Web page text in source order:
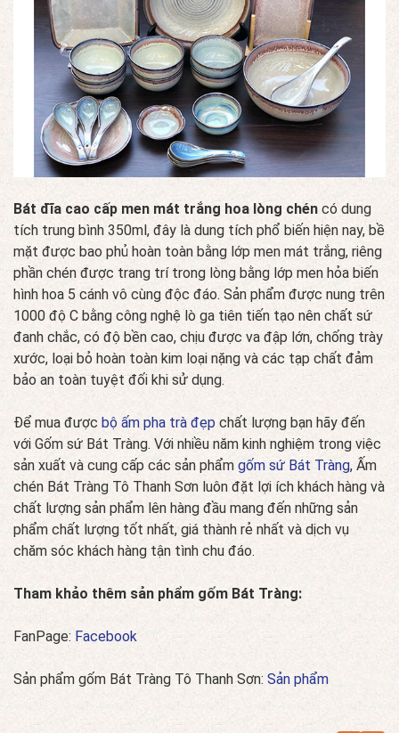
Bát đĩa cao cấp men mát trắng hoa lòng chén có dung
tích trung bình 350ml, đây là dung tích phổ biến hiện nay, bề
mặt được bao phủ hoàn toàn bằng lớp men mát trắng, riêng
phần chén được trang trí trong lòng bằng lớp men hỏa biến
hình hoa 5 cánh vô cùng độc đáo. Sản phẩm được nung trên
1000 độ C bằng công nghệ lò ga tiên tiến tạo nên chất sứ
đanh chắc, có độ bền cao, chịu được va đập lớn, chống trày
xước, loại bỏ hoàn toàn kim loại nặng và các tạp chất đảm
bảo an toàn tuyệt đối khi sử dụng.
Để mua được bộ ấm pha trà đẹp chất lượng bạn hãy đến
với Gốm sứ Bát Tràng. Với nhiều năm kinh nghiệm trong việc
sản xuất và cung cấp các sản phẩm gốm sứ Bát Tràng, Ấm
chén Bát Tràng Tô Thanh Sơn luôn đặt lợi ích khách hàng và
chất lượng sản phẩm lên hàng đầu mang đến những sản
phẩm chất lượng tốt nhất, giá thành rẻ nhất và dịch vụ
chăm sóc khách hàng tận tình chu đáo.
Tham khảo thêm sản phẩm gốm Bát Tràng:
FanPage: Facebook
Sản phẩm gốm Bát Tràng Tô Thanh Sơn: Sản phẩm